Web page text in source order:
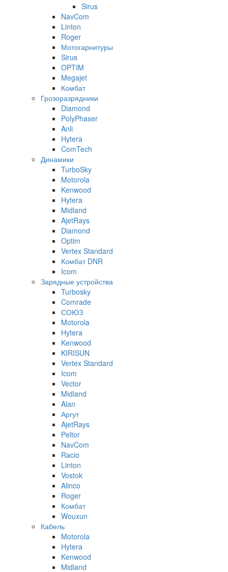
Sirus
NavCom
Linton
Roger
Мотогарнитуры
Sirus
OPTIM
Megajet
Комбат
Грозоразрядники
Diamond
PolyPhaser
Anli
Hytera
ComTech
Динамики
TurboSky
Motorola
Kenwood
Hytera
Midland
AjetRays
Diamond
Optim
Vertex Standard
Комбат DNR
Icom
Зарядные устройства
Turbosky
Comrade
СОЮЗ
Motorola
Hytera
Kenwood
KIRISUN
Vertex Standard
Icom
Vector
Midland
Alan
Аргут
AjetRays
Peltor
NavCom
Racio
Linton
Vostok
Alinco
Roger
Комбат
Wouxun
Кабель
Motorola
Hytera
Kenwood
Midland